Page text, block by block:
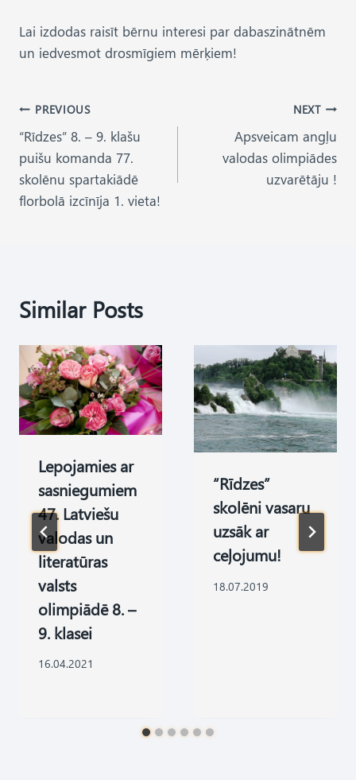
Lai izdodas raisīt bērnu interesi par dabaszinātnēm
un iedvesmot drosmīgiem mērķiem!
Post
navigation
PREVIOUS
“Rīdzes” 8. – 9. klašu
puišu komanda 77.
skolēnu spartakiādē
florbolā izcīnīja 1. vieta!
NEXT
Apsveicam angļu
valodas olimpiādes
uzvarētāju !
Similar Posts
Lepojamies ar
sasniegumiem
47. Latviešu
valodas un
literatūras
valsts
olimpiādē 8. –
9. klasei
16.04.2021
“Rīdzes”
skolēni vasaru
uzsāk ar
ceļojumu!
18.07.2019